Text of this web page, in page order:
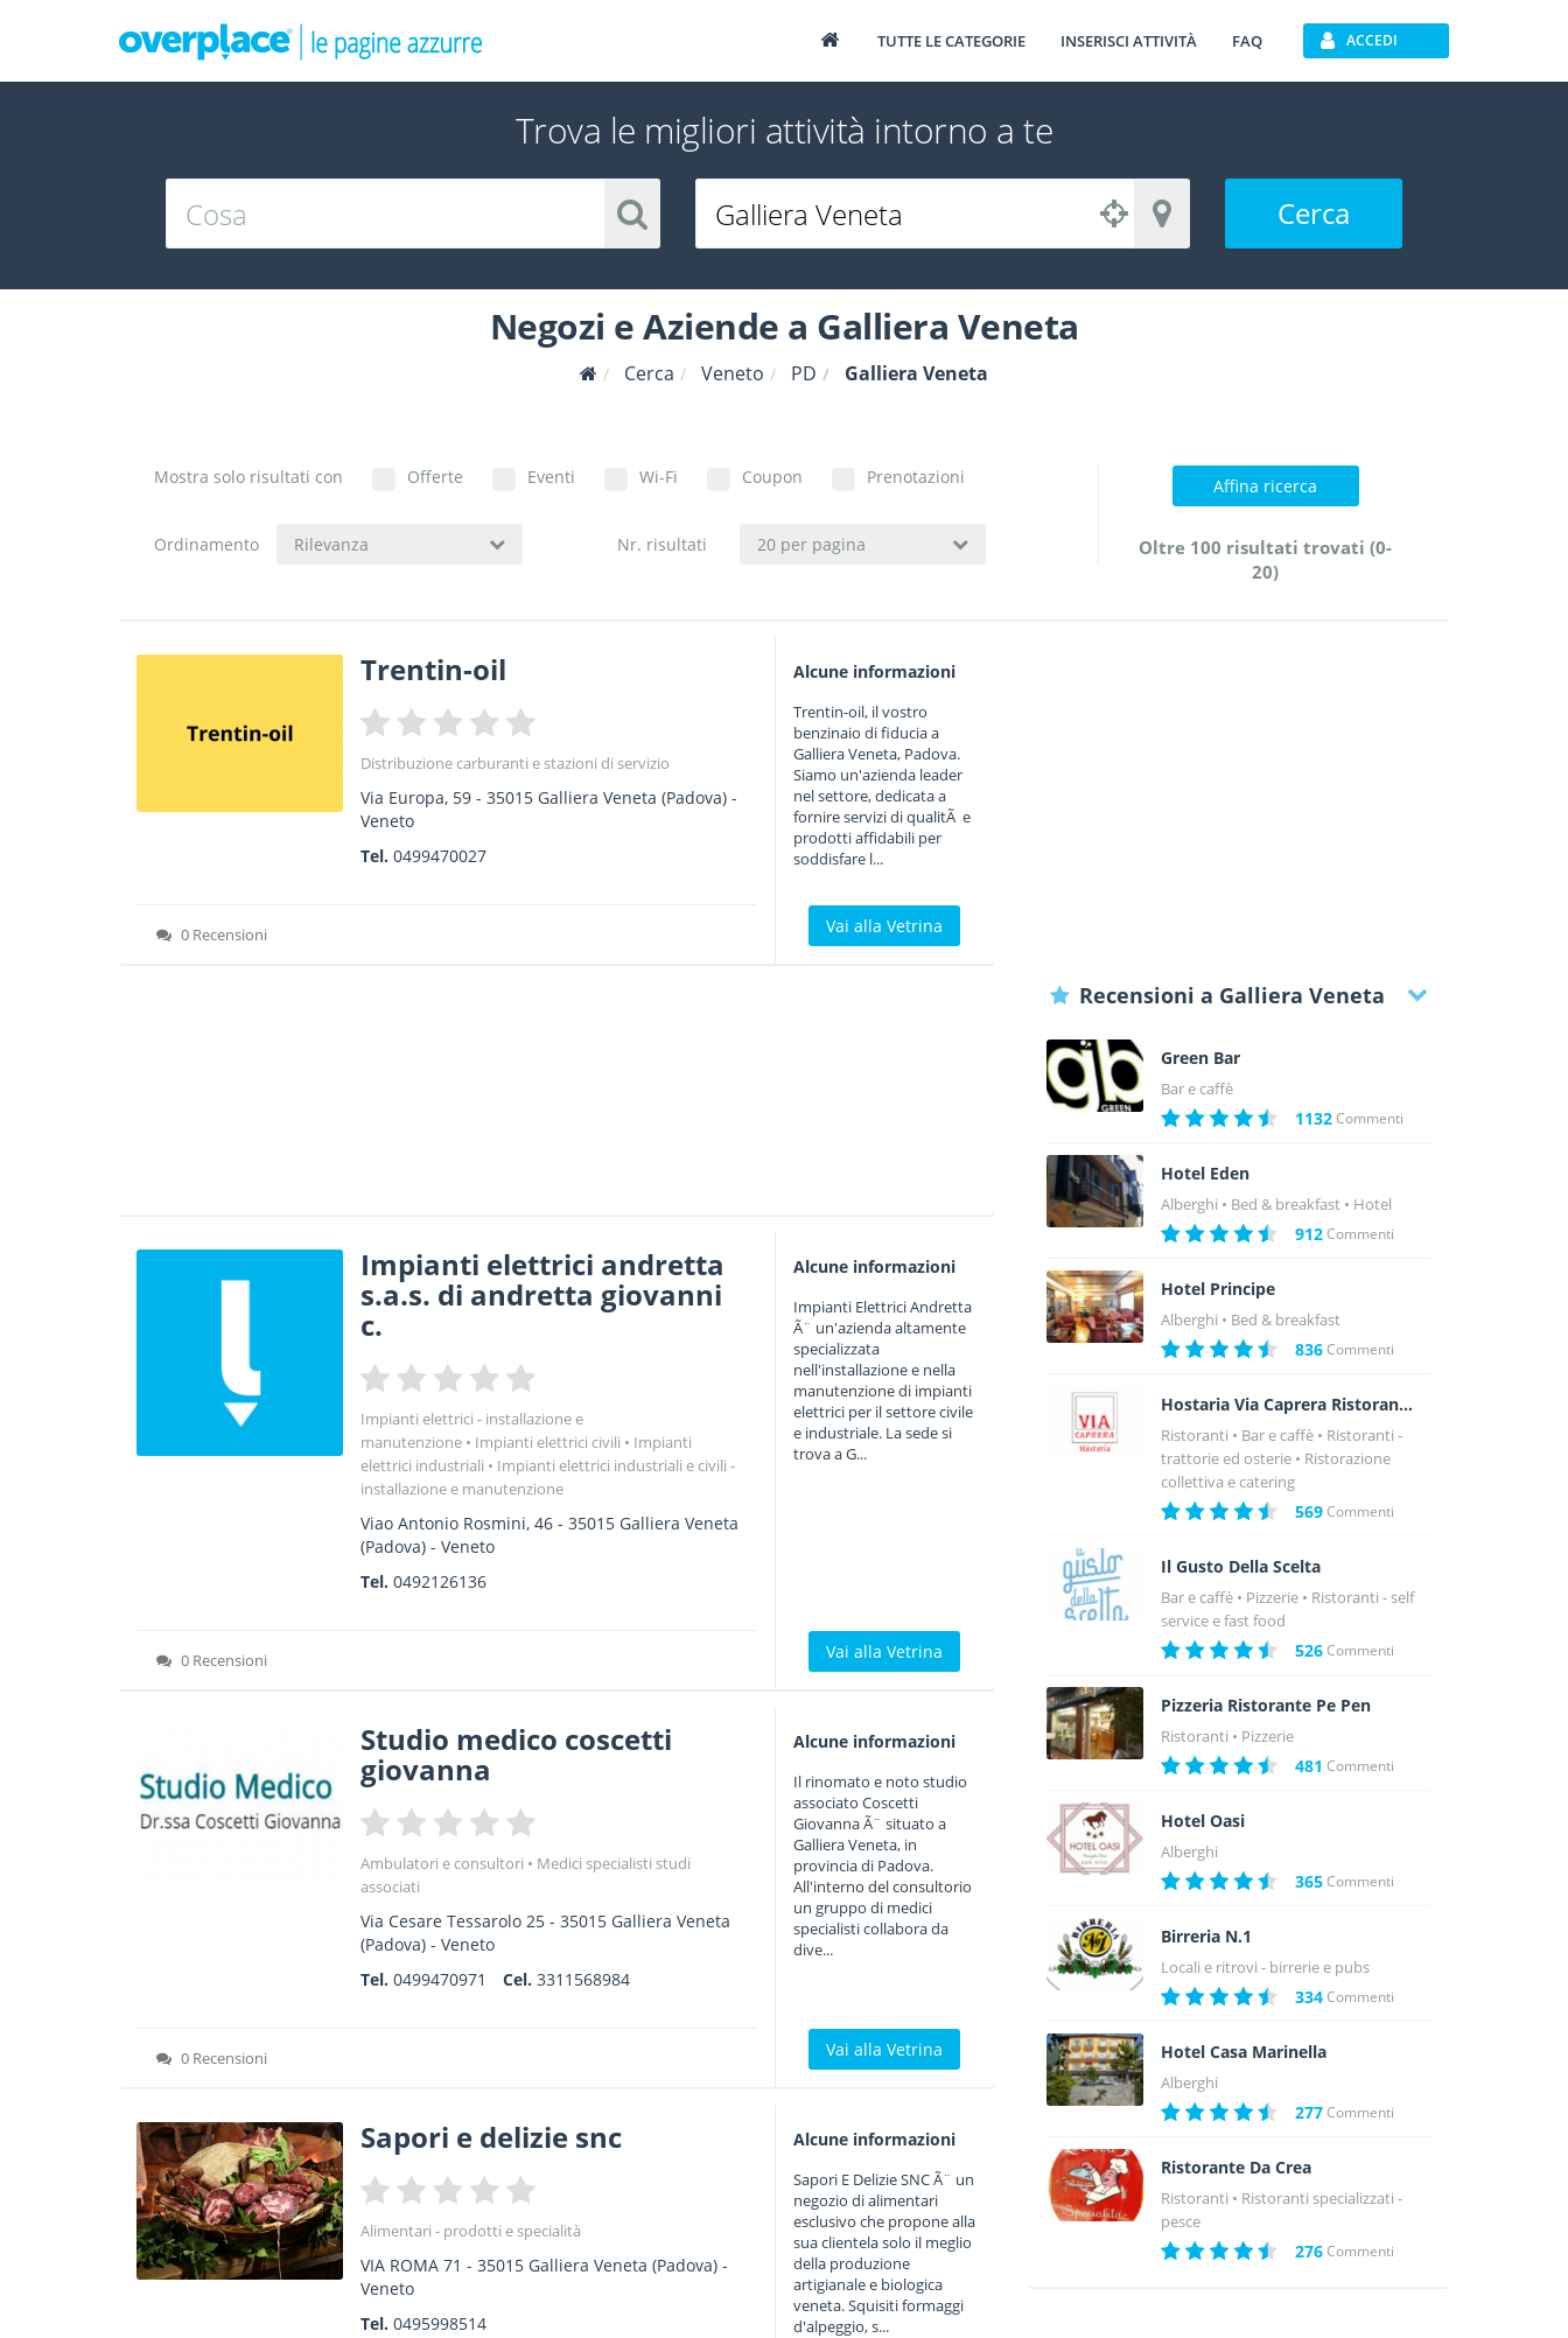
TUTTE LE CATEGORIE INSERISCI ATTIVITÀ FAQ ACCEDI
Trova le migliori attività intorno a te
Cerca
Negozi e Aziende a Galliera Veneta
Cerca Veneto PD Galliera Veneta
Mostra solo risultati con Offerte Eventi Wi-Fi Coupon Prenotazioni
Ordinamento Rilevanza Nr. risultati 20 per pagina
Affina ricerca
Oltre 100 risultati trovati (0-
20)
Trentin-oil
Distribuzione carburanti e stazioni di servizio
Via Europa, 59 -35015 Galliera Veneta (Padova) -
Veneto
Tel.0499470027
0 Recensioni
Alcune informazioni
Trentin-oil, il vostro
benzinaio di fiducia a
Galliera Veneta, Padova.
Siamo un'azienda leader
nel settore, dedicata a
fornire servizi di qualitÃ e
prodotti affidabili per
soddisfare l...
Vai alla Vetrina
Impianti elettrici andretta
s.a.s. di andretta giovanni
c.
Impianti elettrici - installazione e
manutenzione
Impianti elettrici civili
Impianti
elettrici industriali
Impianti elettrici industriali e civili -
installazione e manutenzione
Viao Antonio Rosmini, 46 -35015 Galliera Veneta
(Padova) -Veneto
Tel.0492126136
0 Recensioni
Alcune informazioni
Impianti Elettrici Andretta
Ã¨ un'azienda altamente
specializzata
nell'installazione e nella
manutenzione di impianti
elettrici per il settore civile
e industriale. La sede si
trova a G...
Vai alla Vetrina
Studio medico coscetti
giovanna
Ambulatori e consultori
Medici specialisti studi
associati
Via Cesare Tessarolo 25 -35015 Galliera Veneta
(Padova) -Veneto
Tel.0499470971 Cel.3311568984
0 Recensioni
Alcune informazioni
Il rinomato e noto studio
associato Coscetti
Giovanna Ã¨ situato a
Galliera Veneta, in
provincia di Padova.
All'interno del consultorio
un gruppo di medici
specialisti collabora da
dive...
Vai alla Vetrina
Sapori e delizie snc
Alimentari - prodotti e specialità
VIA ROMA 71 -35015 Galliera Veneta (Padova) -
Veneto
Tel.0495998514
Alcune informazioni
Sapori E Delizie SNC Ã¨ un
negozio di alimentari
esclusivo che propone alla
sua clientela solo il meglio
della produzione
artigianale e biologica
veneta. Squisiti formaggi
d'alpeggio, s...
Recensioni a Galliera Veneta
Green Bar
Bar e caffè
1132Commenti
Hotel Eden
Alberghi Bed & breakfast Hotel
912Commenti
Hotel Principe
Alberghi Bed & breakfast
836Commenti
Hostaria Via Caprera Ristorante
Ristoranti Bar e caffè
Ristoranti -
trattorie ed osterie
Ristorazione
collettiva e catering
569Commenti
Il Gusto Della Scelta
Bar e caffè Pizzerie
Ristoranti - self
service e fast food
526Commenti
Pizzeria Ristorante Pe Pen
Ristoranti Pizzerie
481 Commenti
Hotel Oasi
Alberghi
365Commenti
Birreria N.1
Locali e ritrovi - birrerie e pubs
334Commenti
Hotel Casa Marinella
Alberghi
277Commenti
Ristorante Da Crea
Ristoranti
Ristoranti specializzati -
pesce
276Commenti